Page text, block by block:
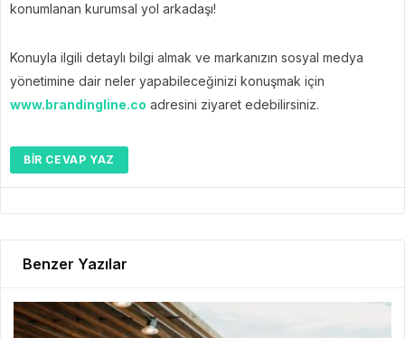
konumlanan kurumsal yol arkadaşı!
Konuyla ilgili detaylı bilgi almak ve markanızın sosyal medya
yönetimine dair neler yapabileceğinizi konuşmak için
www.brandingline.co adresini ziyaret edebilirsiniz.
BIR CEVAP YAZ
Benzer Yazılar